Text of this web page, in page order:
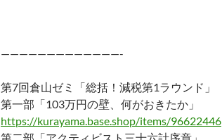
—————————————-
第7回倉山ゼミ「総括！減税第1ラウンド」
第一部「103万円の壁、何がおきたか」
https://kurayama.base.shop/items/96622446